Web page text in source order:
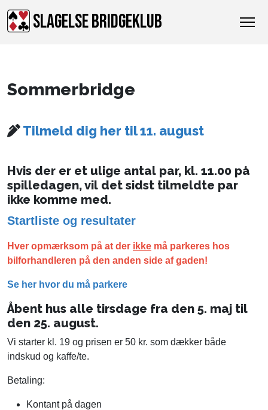
SLAGELSE BRIDGEKLUB
Sommerbridge
Tilmeld dig her til 11. august
Hvis der er et ulige antal par, kl. 11.00 på
spilledagen, vil det sidst tilmeldte par
ikke komme med.
Startliste og resultater
Hver opmærksom på at der ikke må parkeres hos
bilforhandleren på den anden side af gaden!
Se her hvor du må parkere
Åbent hus alle tirsdage fra den 5. maj til
den 25. august.
Vi starter kl. 19 og prisen er 50 kr. som dækker både
indskud og kaffe/te.
Betaling:
Kontant på dagen